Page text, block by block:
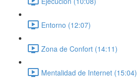
Entorno (12:07)
Zona de Confort (14:11)
Mentalidad de Internet (15:04)